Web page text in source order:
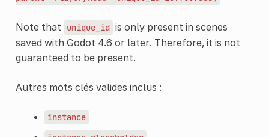
Note that unique_id is only present in scenes
saved with Godot 4.6 or later. Therefore, it is not
guaranteed to be present.
Autres mots clés valides inclus :
instance